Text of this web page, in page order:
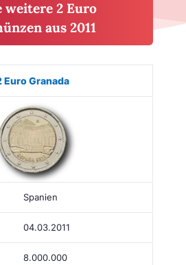
weitere 2 Euro
aus 2011
Land Ausgabe
Euro Granada
Spanien
04.03.2011
8.000.000